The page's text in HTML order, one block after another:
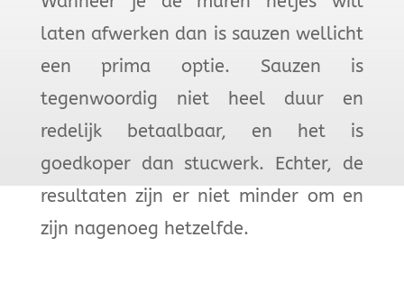
laten afwerken dan is sauzen wellicht
een prima optie. Sauzen is
tegenwoordig niet heel duur en
redelijk betaalbaar, en het is
goedkoper dan stucwerk. Echter, de
resultaten zijn er niet minder om en
zijn nagenoeg hetzelfde.